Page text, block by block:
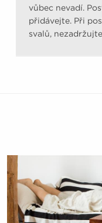
vůbec nevadí.
přidávejte. Při
svalů,